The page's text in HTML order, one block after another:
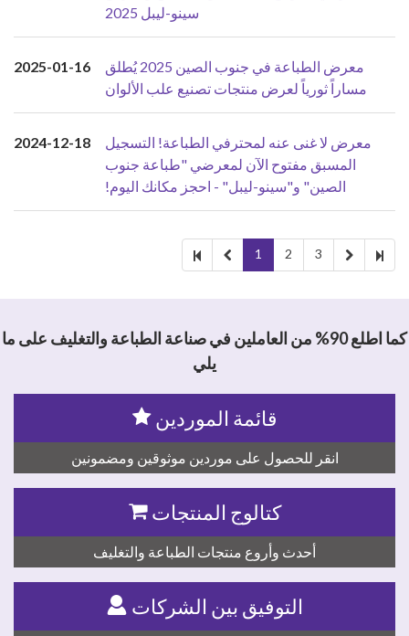
سينو-ليبل 2025
2025-01-16
معرض الطباعة في جنوب الصين 2025 يُطلق
مساراً ثورياً لعرض منتجات تصنيع علب الألوان
2024-12-18
معرض لا غنى عنه لمحترفي الطباعة! التسجيل
المسبق مفتوح الآن لمعرضي "طباعة جنوب
الصين" و"سينو-ليبل" - احجز مكانك اليوم!
1 2 3
كما اطلع 90% من العاملين في صناعة الطباعة والتغليف على ما
يلي
قائمة الموردين
انقر للحصول على موردين موثوقين ومضمونين
كتالوج المنتجات
أحدث وأروع منتجات الطباعة والتغليف
التوفيق بين الشركات